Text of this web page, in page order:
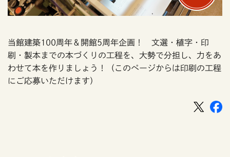
当館建築100周年＆開館5周年企画！ 文選・植字・印
刷・製本までの本づくりの工程を、大勢で分担し、力をあ
わせて本を作りましょう！（このページからは印刷の工程
にご応募いただけます）